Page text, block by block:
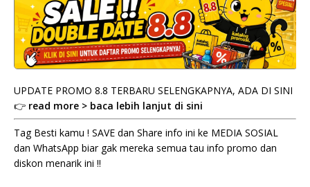
UPDATE PROMO 8.8 TERBARU SELENGKAPNYA, ADA DI SINI
👉 read more > baca lebih lanjut di sini
Tag Besti kamu ! SAVE dan Share info ini ke MEDIA SOSIAL
dan WhatsApp biar gak mereka semua tau info promo dan
diskon menarik ini !!